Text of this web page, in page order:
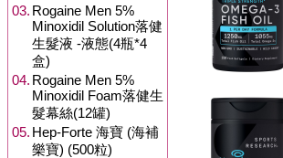
03. Rogaine Men 5%
Minoxidil Solution落健
生髮液 -液態(4瓶*4
盒)
04. Rogaine Men 5%
Minoxidil Foam落健生
髮幕絲(12罐)
05. Hep-Forte 海寶 (海補
樂寶) (500粒)